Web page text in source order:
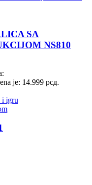
SA
NS810
je: 14.999 рсд.